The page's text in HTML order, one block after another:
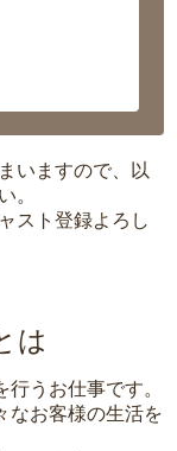
いますので、以
。
スト登録よろし
は
行うお仕事です。
なお客様の生活を